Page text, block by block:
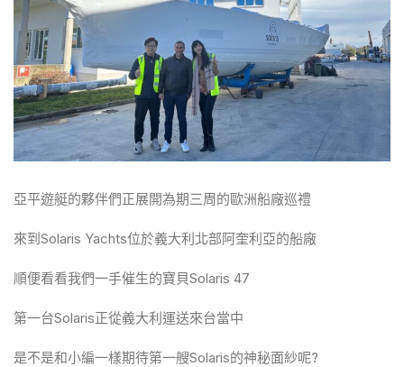
亞平遊艇的夥伴們正展開為期三周的歐洲船廠巡禮
來到Solaris Yachts位於義大利北部阿奎利亞的船廠
順便看看我們一手催生的寶貝Solaris 47
第一台Solaris正從義大利運送來台當中
是不是和小編一樣期待第一艘Solaris的神秘面紗呢?